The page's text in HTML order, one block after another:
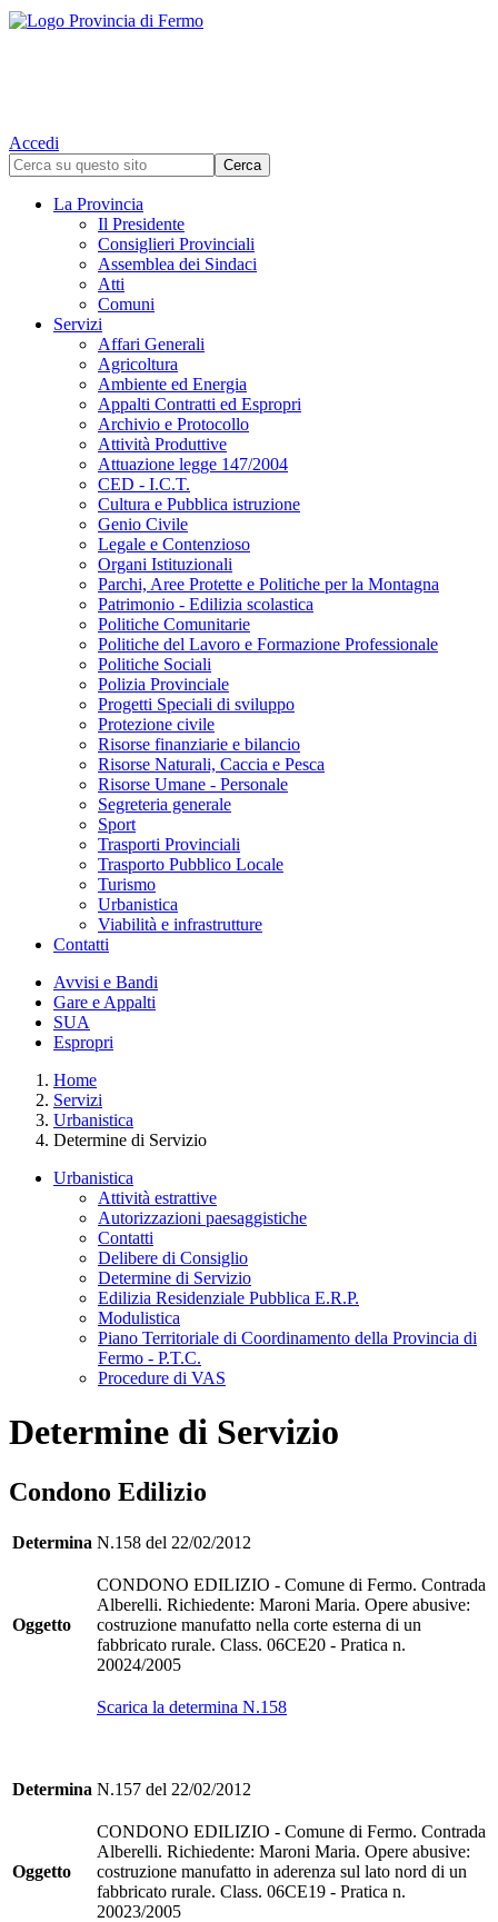
Accedi
La Provincia
Il Presidente
Consiglieri Provinciali
Assemblea dei Sindaci
Atti
Comuni
Servizi
Affari Generali
Agricoltura
Ambiente ed Energia
Appalti Contratti ed Espropri
Archivio e Protocollo
Attività Produttive
Attuazione legge 147/2004
CED - I.C.T.
Cultura e Pubblica istruzione
Genio Civile
Legale e Contenzioso
Organi Istituzionali
Parchi, Aree Protette e Politiche per la Montagna
Patrimonio - Edilizia scolastica
Politiche Comunitarie
Politiche del Lavoro e Formazione Professionale
Politiche Sociali
Polizia Provinciale
Progetti Speciali di sviluppo
Protezione civile
Risorse finanziarie e bilancio
Risorse Naturali, Caccia e Pesca
Risorse Umane - Personale
Segreteria generale
Sport
Trasporti Provinciali
Trasporto Pubblico Locale
Turismo
Urbanistica
Viabilità e infrastrutture
Contatti
Avvisi e Bandi
Gare e Appalti
SUA
Espropri
Home
Servizi
Urbanistica
Determine di Servizio
Urbanistica
Attività estrattive
Autorizzazioni paesaggistiche
Contatti
Delibere di Consiglio
Determine di Servizio
Edilizia Residenziale Pubblica E.R.P.
Modulistica
Piano Territoriale di Coordinamento della Provincia di
Fermo - P.T.C.
Procedure di VAS
Determine di Servizio
Condono Edilizio
Determina N.158 del 22/02/2012
Oggetto
CONDONO EDILIZIO - Comune di Fermo. Contrada
Alberelli. Richiedente: Maroni Maria. Opere abusive:
costruzione manufatto nella corte esterna di un
fabbricato rurale. Class. 06CE20 - Pratica n.
20024/2005
Scarica la determina N.158
Determina N.157 del 22/02/2012
Oggetto
CONDONO EDILIZIO - Comune di Fermo. Contrada
Alberelli. Richiedente: Maroni Maria. Opere abusive:
costruzione manufatto in aderenza sul lato nord di un
fabbricato rurale. Class. 06CE19 - Pratica n.
20023/2005